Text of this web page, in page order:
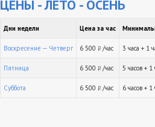
ЦЕНЫ - ЛЕТО - ОСЕНЬ
Дни недели Цена за час
Воскресение — Четверг 6 500 руб.
/час 3 часа + 1
Пятница 6 500 руб.
/час 5 часов + 1
Суббота 6 500 руб.
/час 6 часов +